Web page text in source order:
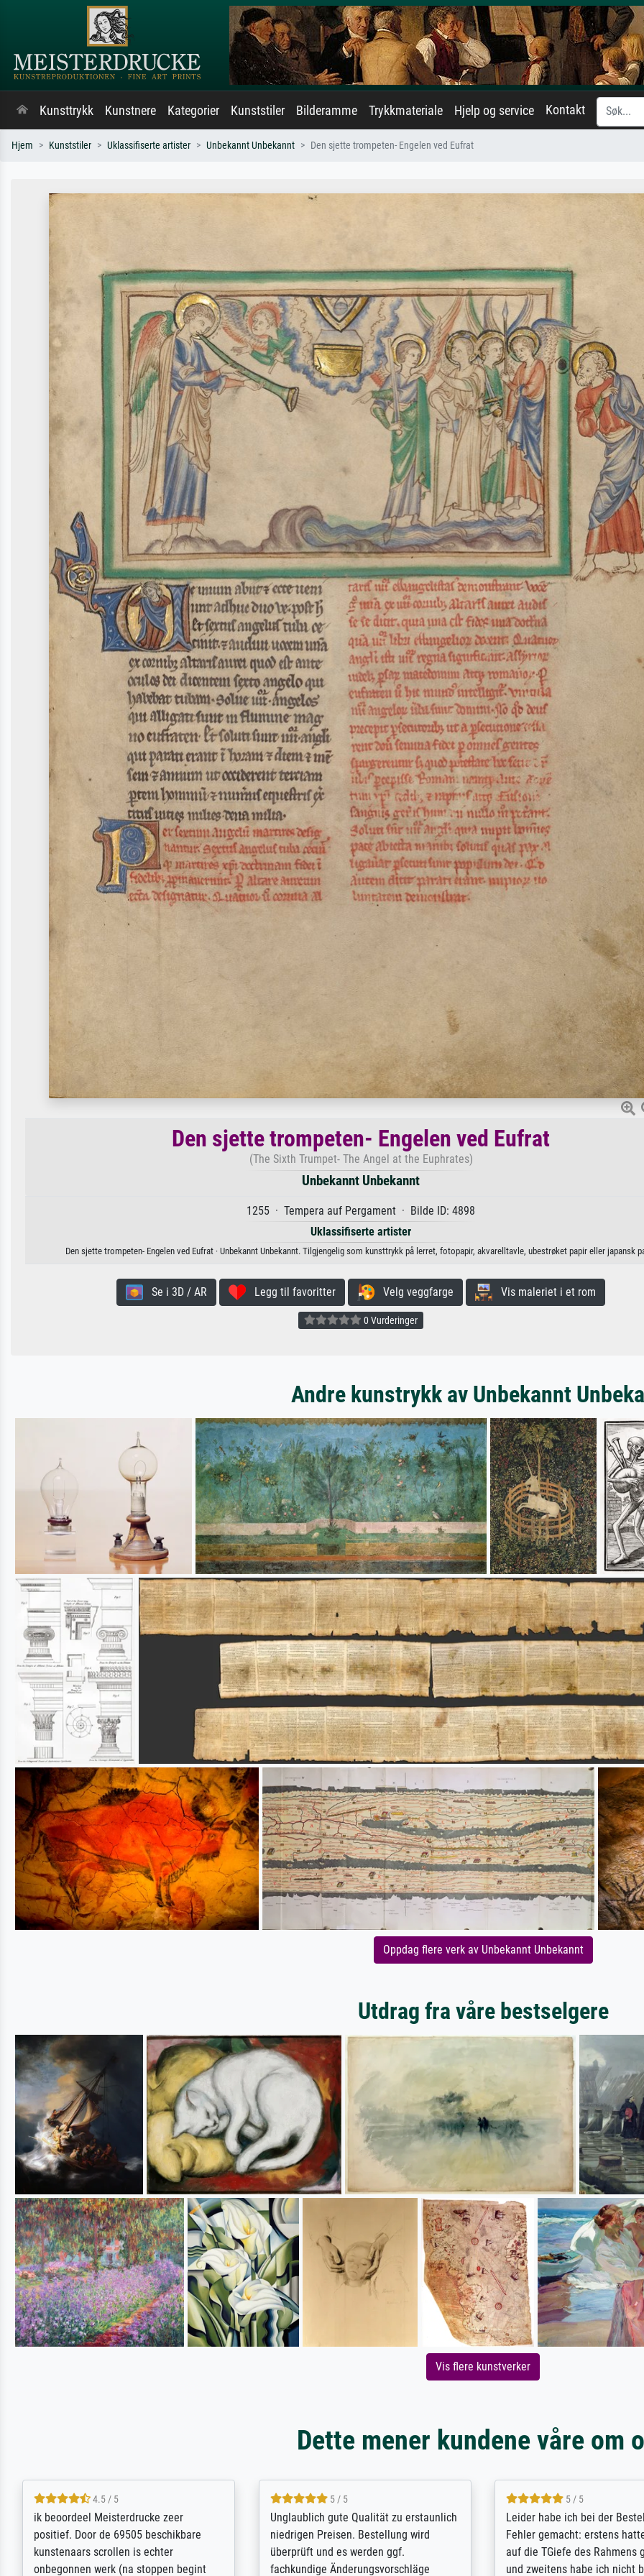
Kunsttrykk Kunstnere Kategorier Kunststiler Bilderamme Trykkmateriale Hjelp og service Kontakt
Hjem Kunststiler Uklassifiserte artister Unbekannt Unbekannt Den sjette trompeten- Engelen ved Eufrat
Den sjette trompeten- Engelen ved Eufrat
(The Sixth Trumpet- The Angel at the Euphrates)
Unbekannt Unbekannt
1255 · Tempera auf Pergament · Bilde ID: 4898
Uklassifiserte artister
Den sjette trompeten- Engelen ved Eufrat · Unbekannt Unbekannt. Tilgjengelig som kunsttrykk på lerret, fotopapir, akvarelltavle, ubestrøket papir eller japansk
Se i 3D / AR Legg til favoritter Velg veggfarge Vis maleriet i et rom
0 Vurderinger
Andre kunstrykk av Unbekannt
Oppdag flere verk av Unbekannt Unbekannt
Utdrag fra våre bestselgere
Vis flere kunstverker
Dette mener kundene våre om
5 / 5
Die Zufriedenheit ist auch nicht dadurch
getrübt, dass das Bild entgegen einer
angegebenen Lieferanschrift (sollte
eine Überraschung für die normannische
5 / 5
Excellent / Highly recommended. The
selection, ordering and payment process
were easy, shipping was efficient and
the item itself exceeds expectations. I
5 / 5
The team at Meisterdrucke
meet its clients demands,
expert advice on how to
results for the prints